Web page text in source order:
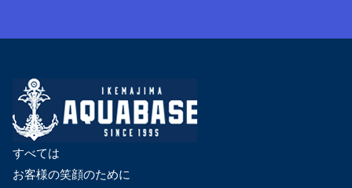
すべては
お客様の笑顔のために